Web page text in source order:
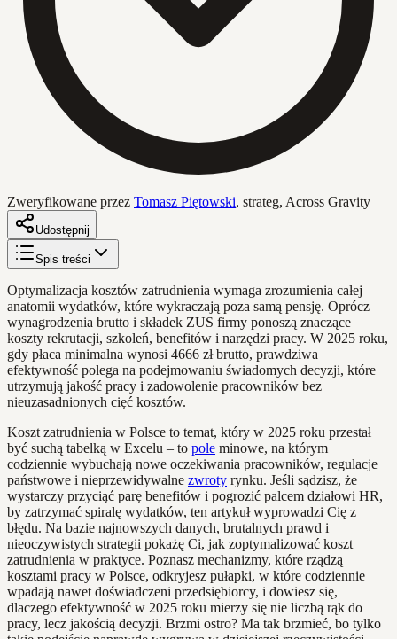
Zweryfikowane przez Tomasz Piętowski, strateg, Across Gravity
Udostępnij
Spis treści
Optymalizacja kosztów zatrudnienia wymaga zrozumienia całej
anatomii wydatków, które wykraczają poza samą pensję. Oprócz
wynagrodzenia brutto i składek ZUS firmy ponoszą znaczące
koszty rekrutacji, szkoleń, benefitów i narzędzi pracy. W 2025 roku,
gdy płaca minimalna wynosi 4666 zł brutto, prawdziwa
efektywność polega na podejmowaniu świadomych decyzji, które
utrzymują jakość pracy i zadowolenie pracowników bez
nieuzasadnionych cięć kosztów.
Koszt zatrudnienia w Polsce to temat, który w 2025 roku przestał
być suchą tabelką w Excelu – to pole minowe, na którym
codziennie wybuchają nowe oczekiwania pracowników, regulacje
państwowe i nieprzewidywalne zwroty rynku. Jeśli sądzisz, że
wystarczy przyciąć parę benefitów i pogrozić palcem działowi HR,
by zatrzymać spiralę wydatków, ten artykuł wyprowadzi Cię z
błędu. Na bazie najnowszych danych, brutalnych prawd i
nieoczywistych strategii pokażę Ci, jak zoptymalizować koszt
zatrudnienia w praktyce. Poznasz mechanizmy, które rządzą
kosztami pracy w Polsce, odkryjesz pułapki, w które codziennie
wpadają nawet doświadczeni przedsiębiorcy, i dowiesz się,
dlaczego efektywność w 2025 roku mierzy się nie liczbą rąk do
pracy, lecz jakością decyzji. Brzmi ostro? Ma tak brzmieć, bo tylko